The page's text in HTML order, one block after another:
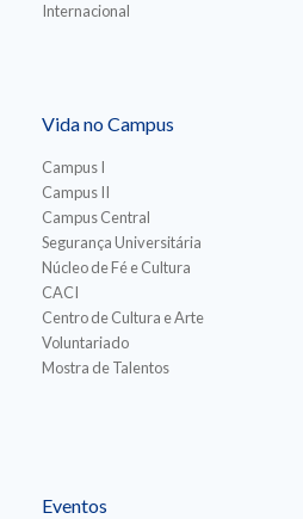
Internacional
Vida no Campus
Campus I
Campus II
Campus Central
Segurança Universitária
Núcleo de Fé e Cultura
CACI
Centro de Cultura e Arte
Voluntariado
Mostra de Talentos
Eventos